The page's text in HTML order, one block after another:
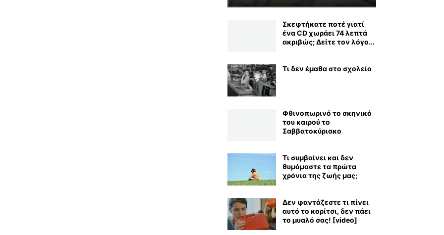
Σκεφτήκατε ποτέ γιατί
ένα CD χωράει 74 λεπτά
ακριβώς; Δείτε τον λόγο...
Τι δεν έμαθα στο σχολείο
Φθινοπωρινό το σκηνικό
του καιρού το
Σαββατοκύριακο
Τι συμβαίνει και δεν
θυμόμαστε τα πρώτα
χρόνια της ζωής μας;
Δεν φαντάζεστε τι πίνει
αυτό το κορίτσι, δεν πάει
το μυαλό σας! [video]